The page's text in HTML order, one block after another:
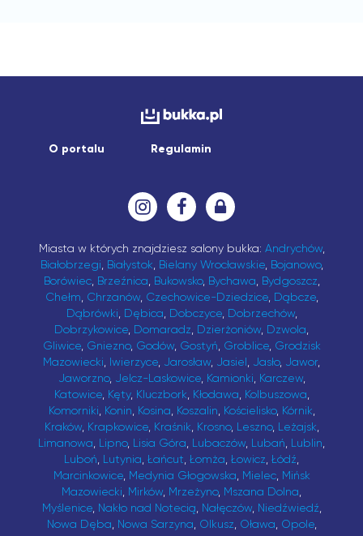
O portalu Regulamin
Miasta w których znajdziesz salony bukka: Andrychów,
Białobrzegi, Białystok, Bielany Wrocławskie, Bojanowo,
Borówiec, Brzeźnica, Bukowsko, Bychawa, Bydgoszcz,
Chełm, Chrzanów, Czechowice-Dziedzice, Dąbcze,
Dąbrówki, Dębica, Dobczyce, Dobrzechów,
Dobrzykowice, Domaradz, Dzierżoniów, Dzwola,
Gliwice, Gniezno, Godów, Gostyń, Groblice, Grodzisk
Mazowiecki, Iwierzyce, Jarosław, Jasiel, Jasło, Jawor,
Jaworzno, Jelcz-Laskowice, Kamionki, Karczew,
Katowice, Kęty, Kluczbork, Kłodawa, Kolbuszowa,
Komorniki, Konin, Kosina, Koszalin, Kościelisko, Kórnik,
Kraków, Krapkowice, Kraśnik, Krosno, Leszno, Leżajsk,
Limanowa, Lipno, Lisia Góra, Lubaczów, Lubań, Lublin,
Luboń, Lutynia, Łańcut, Łomża, Łowicz, Łódź,
Marcinkowice, Medynia Głogowska, Mielec, Mińsk
Mazowiecki, Mirków, Mrzeżyno, Mszana Dolna,
Myślenice, Nakło nad Notecią, Nałęczów, Niedźwiedź,
Nowa Dęba, Nowa Sarzyna, Olkusz, Oława, Opole,